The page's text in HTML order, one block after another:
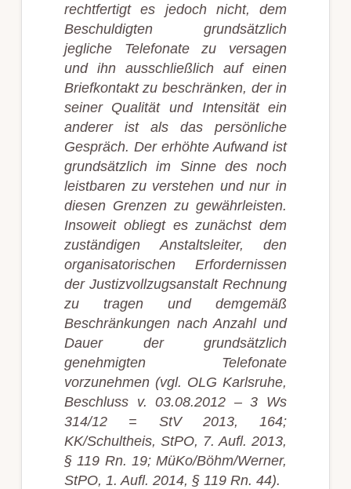
rechtfertigt es jedoch nicht, dem
Beschuldigten grundsätzlich
jegliche Telefonate zu versagen
und ihn ausschließlich auf einen
Briefkontakt zu beschränken, der in
seiner Qualität und Intensität ein
anderer ist als das persönliche
Gespräch. Der erhöhte Aufwand ist
grundsätzlich im Sinne des noch
leistbaren zu verstehen und nur in
diesen Grenzen zu gewährleisten.
Insoweit obliegt es zunächst dem
zuständigen Anstaltsleiter, den
organisatorischen Erfordernissen
der Justizvollzugsanstalt Rechnung
zu tragen und demgemäß
Beschränkungen nach Anzahl und
Dauer der grundsätzlich
genehmigten Telefonate
vorzunehmen (vgl. OLG Karlsruhe,
Beschluss v. 03.08.2012 – 3 Ws
314/12 = StV 2013, 164;
KK/Schultheis, StPO, 7. Aufl. 2013,
§ 119 Rn. 19; MüKo/Böhm/Werner,
StPO, 1. Aufl. 2014, § 119 Rn. 44).